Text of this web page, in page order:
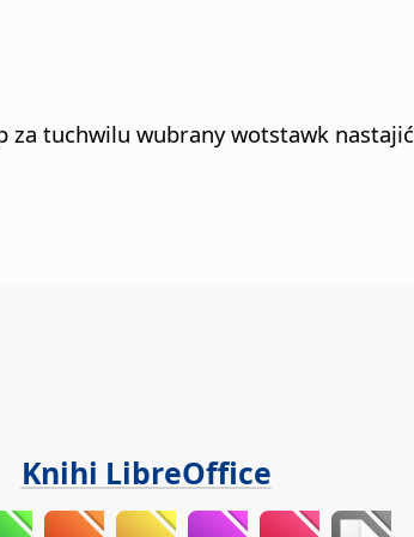
za tuchwilu wubrany wotstawk
Knihi LibreOffice